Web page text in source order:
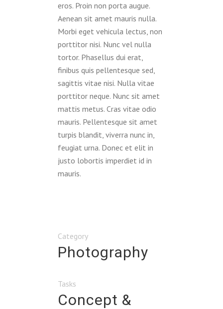
eros. Proin non porta augue.
Aenean sit amet mauris nulla.
Morbi eget vehicula lectus, non
porttitor nisi. Nunc vel nulla
tortor. Phasellus dui erat,
finibus quis pellentesque sed,
sagittis vitae nisi. Nulla vitae
porttitor neque. Nunc sit amet
mattis metus. Cras vitae odio
mauris. Pellentesque sit amet
turpis blandit, viverra nunc in,
feugiat urna. Donec et elit in
justo lobortis imperdiet id in
mauris.
Category
Photography
Tasks
Concept &